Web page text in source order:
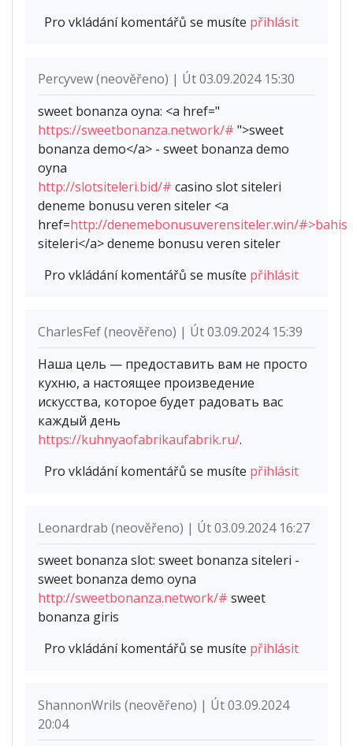
Pro vkládání komentářů se musíte přihlásit
Percyvew (neověřeno) | Út 03.09.2024 15:30
sweet bonanza oyna: <a href="
https://sweetbonanza.network/# ">sweet
bonanza demo</a> - sweet bonanza demo
oyna
http://slotsiteleri.bid/# casino slot siteleri
deneme bonusu veren siteler <a
href=http://denemebonusuverensiteler.win/#>bahis
siteleri</a> deneme bonusu veren siteler
Pro vkládání komentářů se musíte přihlásit
CharlesFef (neověřeno) | Út 03.09.2024 15:39
Наша цель — предоставить вам не просто
кухню, а настоящее произведение
искусства, которое будет радовать вас
каждый день
https://kuhnyaofabrikaufabrik.ru/.
Pro vkládání komentářů se musíte přihlásit
Leonardrab (neověřeno) | Út 03.09.2024 16:27
sweet bonanza slot: sweet bonanza siteleri -
sweet bonanza demo oyna
http://sweetbonanza.network/# sweet
bonanza giris
Pro vkládání komentářů se musíte přihlásit
ShannonWrils (neověřeno) | Út 03.09.2024
20:04